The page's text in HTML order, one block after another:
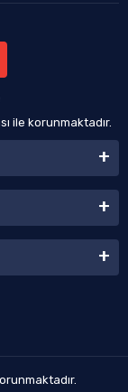
ile korunmaktadır.